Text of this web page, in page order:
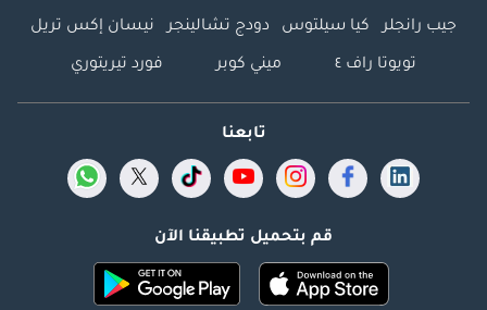
جيب رانجلر كيا سيلتوس دودج تشالينجر نيسان إكس تريل
تويوتا راف ٤ ميني كوبر فورد تيريتوري
تابعنا
قم بتحميل تطبيقنا الآن